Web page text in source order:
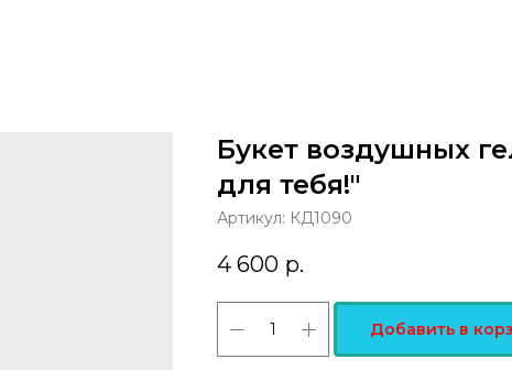
Букет воздушных
для тебя!"
Артикул: КД1090
4 600 р.
Добавить в